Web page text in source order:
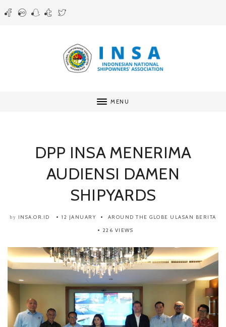
MENU
DPP INSA MENERIMA
AUDIENSI DAMEN
SHIPYARDS
by INSA.OR.ID 12 JANUARY AROUND THE GLOBE ULASAN BERITA
226 VIEWS